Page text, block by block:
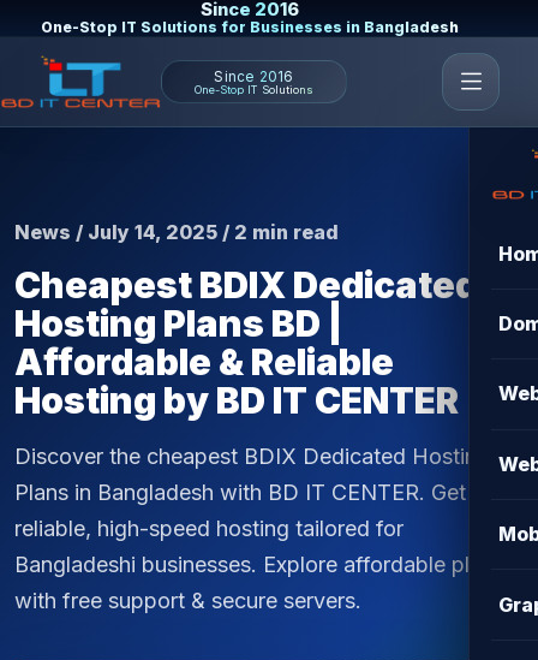
Since 2016
One-Stop IT Solutions for Businesses in Bangladesh
Since 2016
One-Stop IT Solutions
News / July 14, 2025 / 2 min read
Cheapest BDIX Dedicated
Hosting Plans BD |
Affordable & Reliable
Hosting by BD IT CENTER
Discover the cheapest BDIX Dedicated Hosting
Plans in Bangladesh with BD IT CENTER. Get
reliable, high-speed hosting tailored for
Bangladeshi businesses. Explore affordable plans
with free support & secure servers.